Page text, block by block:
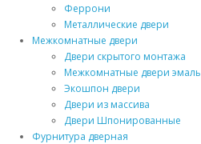
Феррони
Металлические двери
Межкомнатные двери
Двери скрытого монтажа
Межкомнатные двери эмаль
Экошпон двери
Двери из массива
Двери Шпонированные
Фурнитура дверная